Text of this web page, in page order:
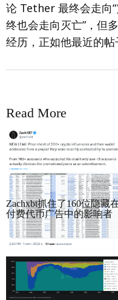
论 Tether 最终会走向“
终也会走向灭亡”，但
经历，正如他最近的帖
Read More
RRCNEWS_ZH
Zachxbt抓住了160位隐藏
付费代币广告中的影响者
September 01, 2025